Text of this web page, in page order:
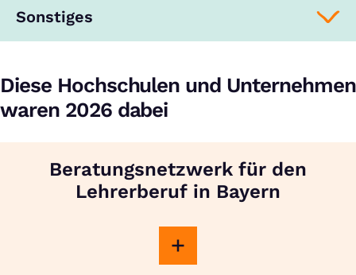
Sonstiges
Diese Hochschulen und Unternehmen
waren 2026 dabei
Beratungsnetzwerk für den
Lehrerberuf in Bayern